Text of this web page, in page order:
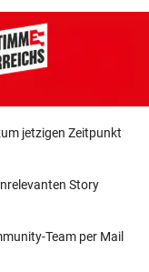
jetzigen Zeitpunkt
Story
Team per Mail